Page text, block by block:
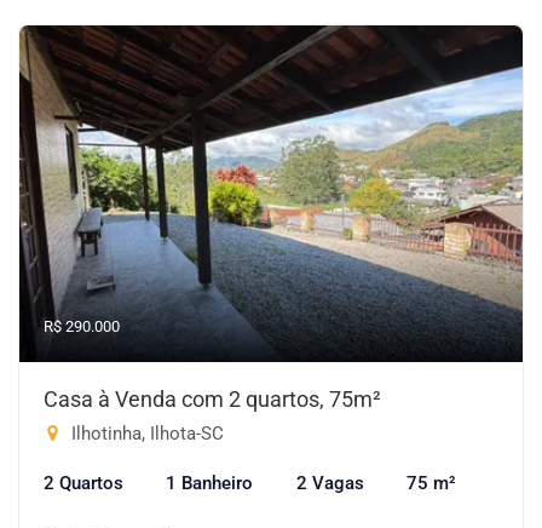
R$ 290.000
Casa à Venda com 2 quartos, 75m²
Ilhotinha, Ilhota-SC
2 Quartos 1 Banheiro 2 Vagas 75 m²